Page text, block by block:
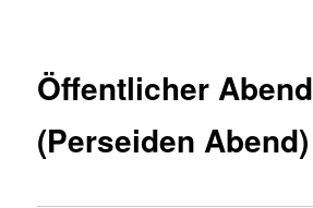
Öffentlicher Abend
(Perseiden Abend)